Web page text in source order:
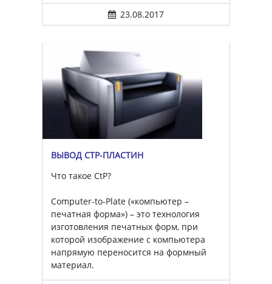
23.08.2017
ВЫВОД CTP-ПЛАСТИН
Что такое CtP?
Computer-to-Plate («компьютер –
печатная форма») – это технология
изготовления печатных форм, при
которой изображение с компьютера
напрямую переносится на формный
материал.